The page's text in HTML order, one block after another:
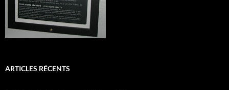
ARTICLES RÉCENTS